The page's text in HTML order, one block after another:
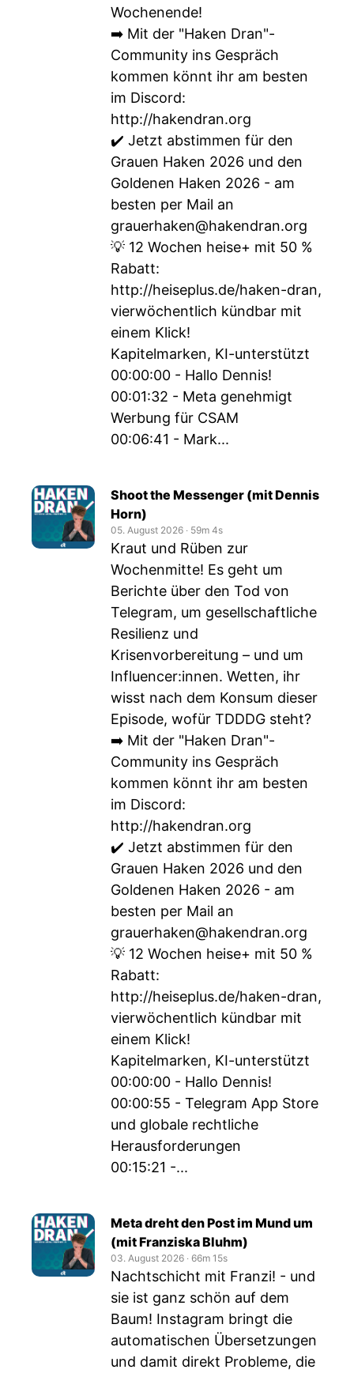
Wochenende!
➡️ Mit der "Haken Dran"-
Community ins Gespräch
kommen könnt ihr am besten
im Discord:
http://hakendran.org
✔️ Jetzt abstimmen für den
Grauen Haken 2026 und den
Goldenen Haken 2026 - am
besten per Mail an
grauerhaken@hakendran.org
💡 12 Wochen heise+ mit 50 %
Rabatt:
http://heiseplus.de/haken-dran,
vierwöchentlich kündbar mit
einem Klick!
Kapitelmarken, KI-unterstützt
00:00:00 - Hallo Dennis!
00:01:32 - Meta genehmigt
Werbung für CSAM
00:06:41 - Mark...
Shoot the Messenger (mit Dennis
Horn)
05. August 2026 ‧ 59m 4s
Kraut und Rüben zur
Wochenmitte! Es geht um
Berichte über den Tod von
Telegram, um gesellschaftliche
Resilienz und
Krisenvorbereitung – und um
Influencer:innen. Wetten, ihr
wisst nach dem Konsum dieser
Episode, wofür TDDDG steht?
➡️ Mit der "Haken Dran"-
Community ins Gespräch
kommen könnt ihr am besten
im Discord:
http://hakendran.org
✔️ Jetzt abstimmen für den
Grauen Haken 2026 und den
Goldenen Haken 2026 - am
besten per Mail an
grauerhaken@hakendran.org
💡 12 Wochen heise+ mit 50 %
Rabatt:
http://heiseplus.de/haken-dran,
vierwöchentlich kündbar mit
einem Klick!
Kapitelmarken, KI-unterstützt
00:00:00 - Hallo Dennis!
00:00:55 - Telegram App Store
und globale rechtliche
Herausforderungen
00:15:21 -...
Meta dreht den Post im Mund um
(mit Franziska Bluhm)
03. August 2026 ‧ 66m 15s
Nachtschicht mit Franzi! - und
sie ist ganz schön auf dem
Baum! Instagram bringt die
automatischen Übersetzungen
und damit direkt Probleme, die